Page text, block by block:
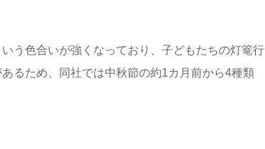
う色合いが強くなっており、子どもたちの灯篭行
るため、同社では中秋節の約1カ月前から4種類